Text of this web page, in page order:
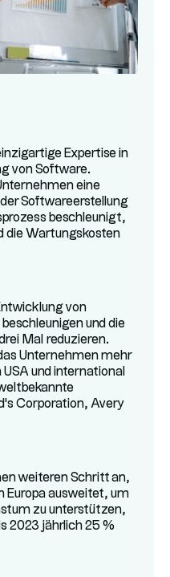
Expertise in
von Software.
eine
Softwareerstellung
beschleunigt,
die Wartungskosten
von
und die
Mal reduzieren.
Unternehmen mehr
und international
Corporation, Avery
weiteren Schritt an,
Europa ausweitet, um
zu unterstützen,
2023 jährlich 25 %